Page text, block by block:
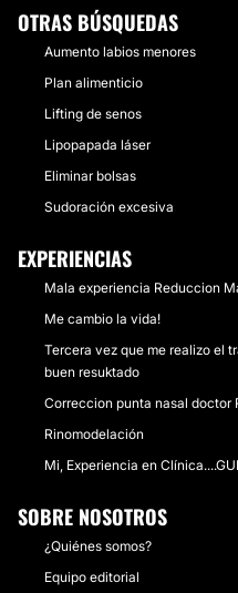
OTRAS BÚSQUEDAS
Aumento labios menores
Plan alimenticio
Lifting de senos
Lipopapada láser
Eliminar bolsas
Sudoración excesiva
EXPERIENCIAS
Mala experiencia Reduccion
Me cambio la vida!
Tercera vez que me realizo el
buen resuktado
Correccion punta nasal doctor
Rinomodelación
Mi, Experiencia en
SOBRE NOSOTROS
¿Quiénes somos?
Equipo editorial